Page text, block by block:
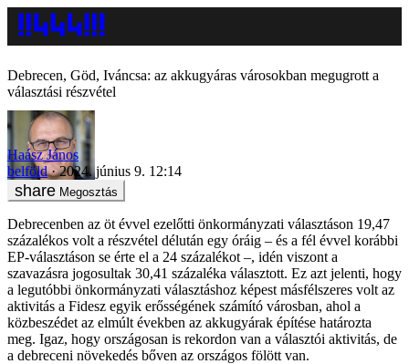
Debrecen, Göd, Iváncsa: az akkugyáras városokban megugrott a
választási részvétel
Haász János
belföld
2024. június 9. 12:14
Megosztás
Debrecenben az öt évvel ezelőtti önkormányzati választáson 19,47
százalékos volt a részvétel délután egy óráig – és a fél évvel korábbi
EP-választáson se érte el a 24 százalékot –, idén viszont a
szavazásra jogosultak 30,41 százaléka választott. Ez azt jelenti, hogy
a legutóbbi önkormányzati választáshoz képest másfélszeres volt az
aktivitás a Fidesz egyik erősségének számító városban, ahol a
közbeszédet az elmúlt években az akkugyárak építése határozta
meg. Igaz, hogy országosan is rekordon van a választói aktivitás, de
a debreceni növekedés bőven az országos fölött van.